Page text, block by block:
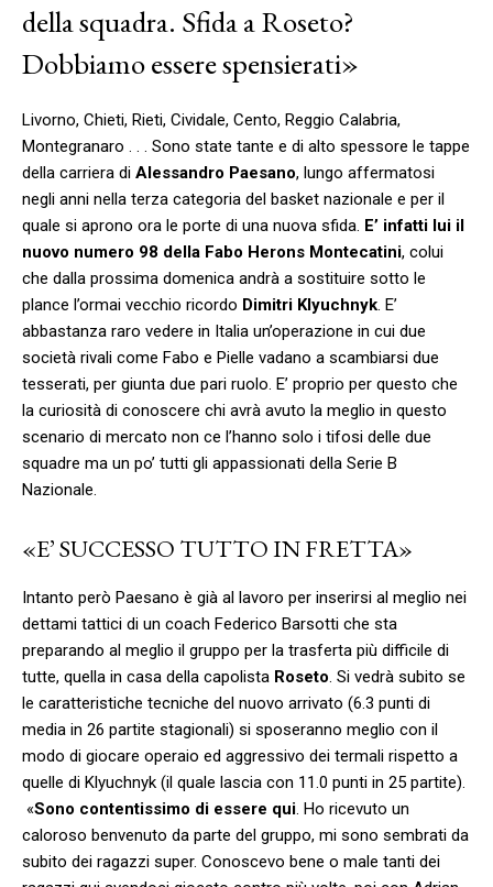
della squadra. Sfida a Roseto?
Dobbiamo essere spensierati»
Livorno, Chieti, Rieti, Cividale, Cento, Reggio Calabria,
Montegranaro . . . Sono state tante e di alto spessore le tappe
della carriera di Alessandro Paesano, lungo affermatosi
negli anni nella terza categoria del basket nazionale e per il
quale si aprono ora le porte di una nuova sfida. E’ infatti lui il
nuovo numero 98 della Fabo Herons Montecatini, colui
che dalla prossima domenica andrà a sostituire sotto le
plance l’ormai vecchio ricordo Dimitri Klyuchnyk. E’
abbastanza raro vedere in Italia un’operazione in cui due
società rivali come Fabo e Pielle vadano a scambiarsi due
tesserati, per giunta due pari ruolo. E’ proprio per questo che
la curiosità di conoscere chi avrà avuto la meglio in questo
scenario di mercato non ce l’hanno solo i tifosi delle due
squadre ma un po’ tutti gli appassionati della Serie B
Nazionale.
«E’ SUCCESSO TUTTO IN FRETTA»
Intanto però Paesano è già al lavoro per inserirsi al meglio nei
dettami tattici di un coach Federico Barsotti che sta
preparando al meglio il gruppo per la trasferta più difficile di
tutte, quella in casa della capolista Roseto. Si vedrà subito se
le caratteristiche tecniche del nuovo arrivato (6.3 punti di
media in 26 partite stagionali) si sposeranno meglio con il
modo di giocare operaio ed aggressivo dei termali rispetto a
quelle di Klyuchnyk (il quale lascia con 11.0 punti in 25 partite).
«Sono contentissimo di essere qui. Ho ricevuto un
caloroso benvenuto da parte del gruppo, mi sono sembrati da
subito dei ragazzi super. Conoscevo bene o male tanti dei